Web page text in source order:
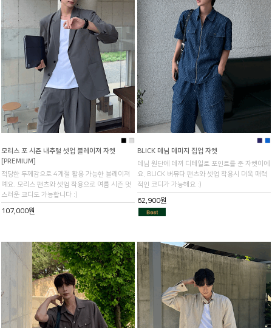
모리스 포 시즌 내추럴 셋업 블레이져 자켓
[PREMIUM]
적당한 두께감으로 4계절 활용 가능한 블레이져
예요. 모리스 팬츠와 셋업 착용으로 여름 시즌 멋
스러운 코디도 가능합니다 :)
107,000원
BLICK 데님 데미지 집업 자켓
데님 원단에 데끼 디테일로 포인트를 준 자켓이에
요. BLICK 버뮤다 팬츠와 셋업 착용시 더욱 매력
적인 코디가 가능해요 :)
62,900원